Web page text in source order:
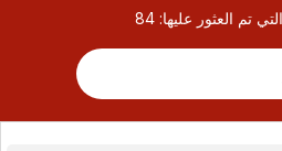
تم العثور عليها:84